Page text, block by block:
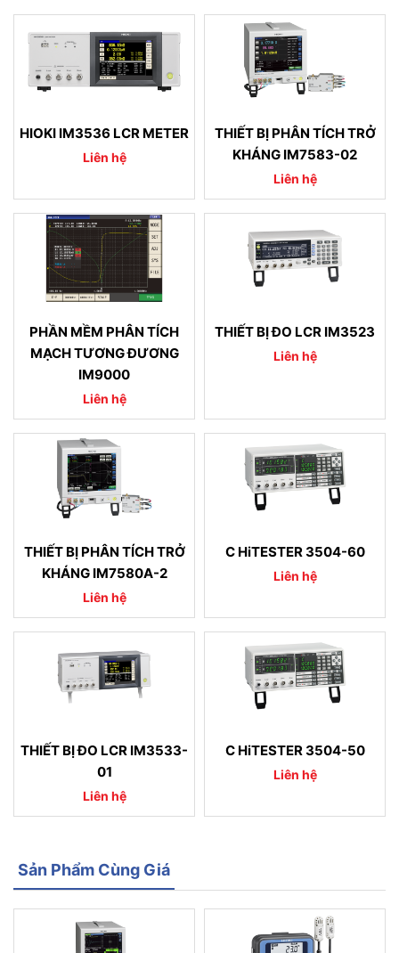
HIOKI IM3536 LCR METER
Liên hệ
THIẾT BỊ PHÂN TÍCH TRỞ
KHÁNG IM7583-02
Liên hệ
PHẦN MỀM PHÂN TÍCH
MẠCH TƯƠNG ĐƯƠNG
IM9000
Liên hệ
THIẾT BỊ ĐO LCR IM3523
Liên hệ
THIẾT BỊ PHÂN TÍCH TRỞ
KHÁNG IM7580A-2
Liên hệ
C HiTESTER 3504-60
Liên hệ
THIẾT BỊ ĐO LCR IM3533-
01
Liên hệ
C HiTESTER 3504-50
Liên hệ
Sản Phẩm Cùng Giá